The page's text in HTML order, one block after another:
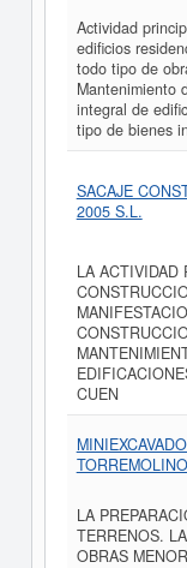
Actividad
edificios
todo tipo de
Mantenimiento
integral de
tipo de bienes
SACAJE
2005 S.L.
LA ACTIVIDAD
CUEN
LA
TERRENOS.
OBRAS